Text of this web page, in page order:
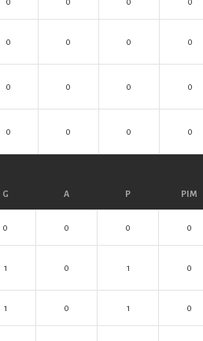
0 0 0 0
0 0 0 0
0 0 0 0
G A P PIM
0 0 0 0
1 0 1 0
1 0 1 0